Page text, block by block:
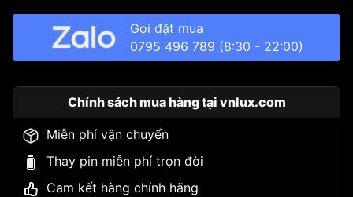
Gọi đặt mua
0795 496 789 (8:30 - 22:00)
Chính sách mua hàng tại vnlux.com
Miễn phí vận chuyển
Thay pin miễn phí trọn đời
Cam kết hàng chính hãng